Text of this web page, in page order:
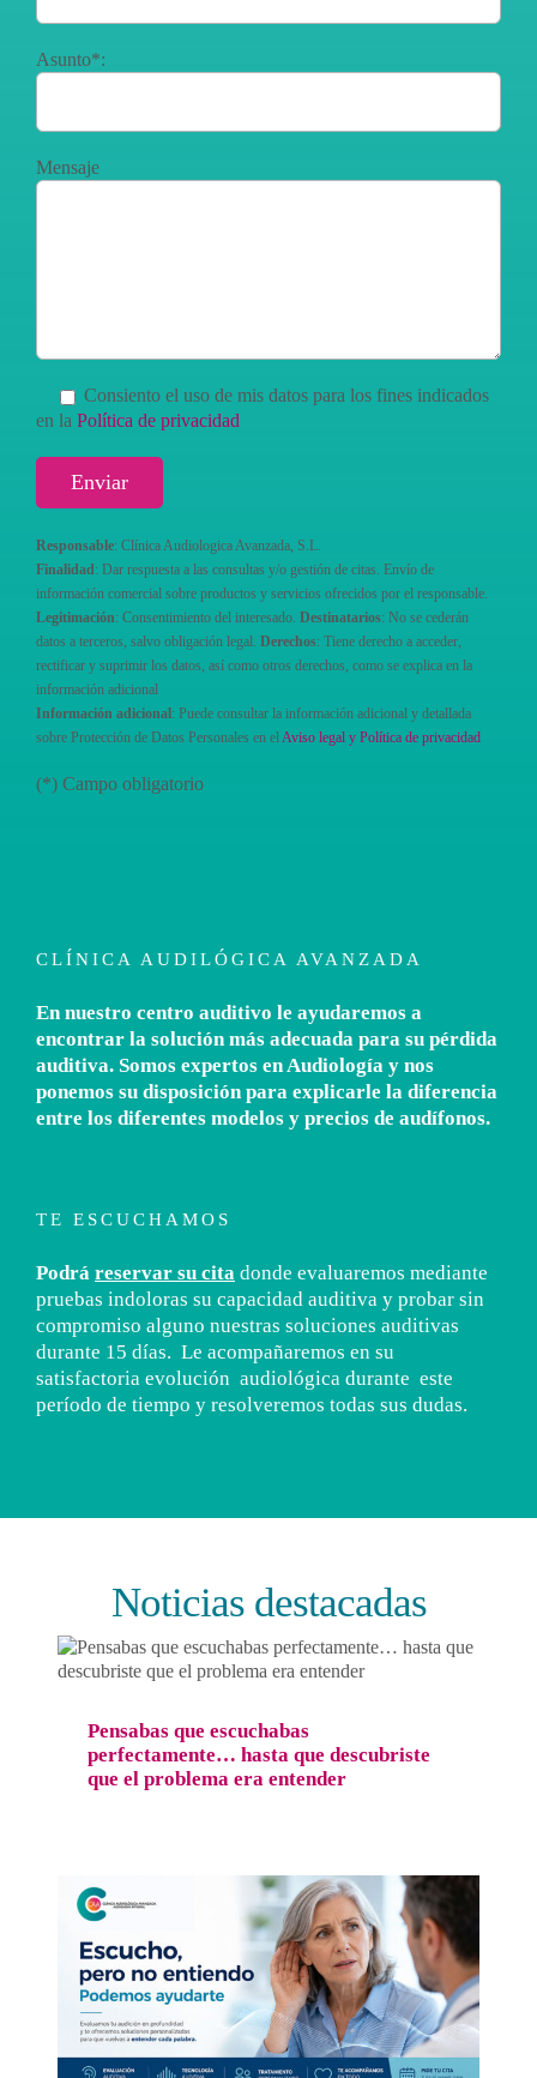
Asunto*:
Mensaje
Consiento el uso de mis datos para los fines indicados
en la Política de privacidad
Responsable: Clínica Audiologica Avanzada, S.L.
Finalidad : Dar respuesta a las consultas y/o gestión de citas. Envío de
información comercial sobre productos y servicios ofrecidos por el responsable.
Legitimación: Consentimiento del interesado. Destinatarios: No se cederán
datos a terceros, salvo obligación legal. Derechos: Tiene derecho a acceder,
rectificar y suprimir los datos, así como otros derechos, como se explica en la
información adicional
Información adicional : Puede consultar la información adicional y detallada
sobre Protección de Datos Personales en elAviso legal y Política de privacidad
(*) Campo obligatorio
CLÍNICA AUDILÓGICA AVANZADA
En nuestro centro auditivo le ayudaremos a
encontrar la solución más adecuada para su pérdida
auditiva. Somos expertos en Audiología y nos
ponemos su disposición para explicarle la diferencia
entre los diferentes modelos y precios de audífonos.
TE ESCUCHAMOS
Podrá reservar su cita donde evaluaremos mediante
pruebas indoloras su capacidad auditiva y probar sin
compromiso alguno nuestras soluciones auditivas
durante 15 días. Le acompañaremos en su
satisfactoria evolución audiológica durante este
período de tiempo y resolveremos todas sus dudas.
Noticias destacadas
hasta que descubriste que el problema era
entender
Pensabas que escuchabas
perfectamente… hasta que descubriste
que el problema era entender
Escucho pero no entiendo: causas y
soluciones para mejorar la comprensión
auditiva
Salud auditiva